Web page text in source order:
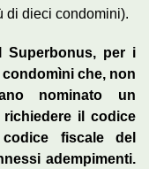
di dieci condomini).
Superbonus, per i
condomìni che, non
nominato un
il codice
fiscale del
adempimenti.